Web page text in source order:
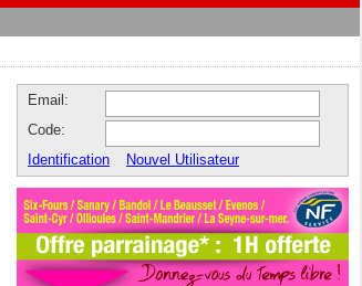
Email:
Code:
Identification
Nouvel Utilisateur